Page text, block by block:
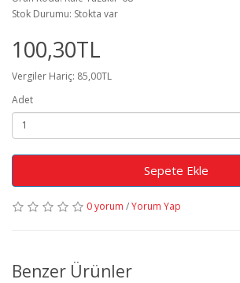
Stok Durumu: Stokta var
100,30TL
Vergiler Hariç: 85,00TL
Adet
Sepete Ekle
0 yorum /Yorum Yap
Benzer Ürünler